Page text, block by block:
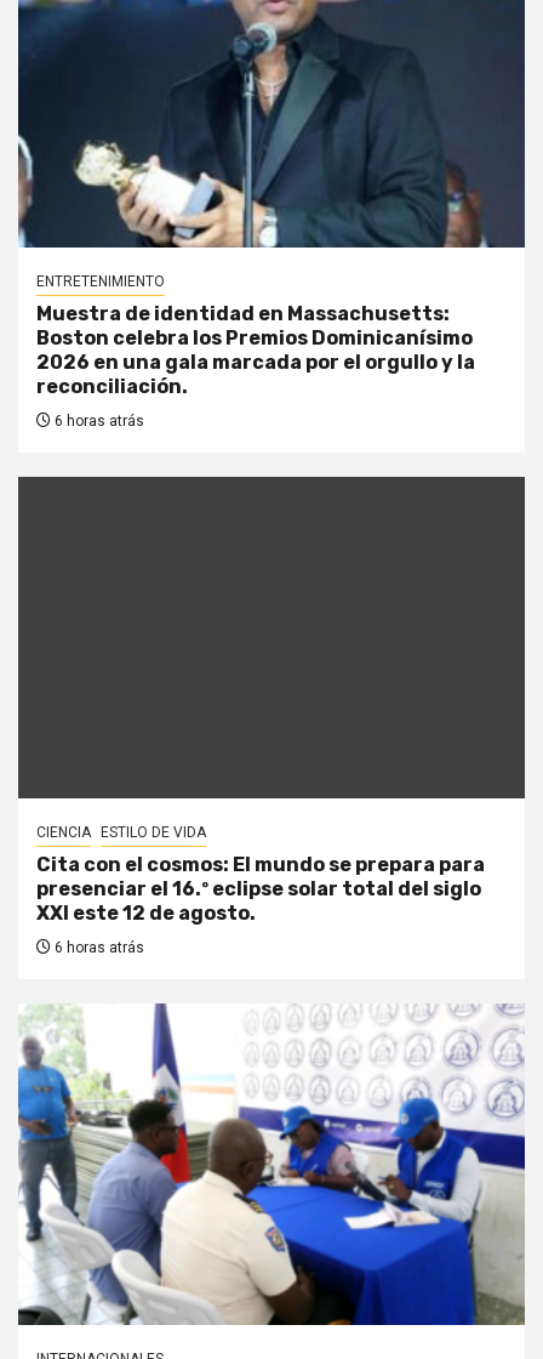
ENTRETENIMIENTO
Muestra de identidad en Massachusetts:
Boston celebra los Premios Dominicanísimo
2026 en una gala marcada por el orgullo y la
reconciliación.
6 horas atrás
CIENCIA ESTILO DE VIDA
Cita con el cosmos: El mundo se prepara para
presenciar el 16.º eclipse solar total del siglo
XXI este 12 de agosto.
6 horas atrás